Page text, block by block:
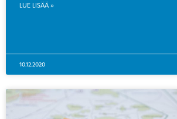
LUE LISÄÄ »
10.12.2020